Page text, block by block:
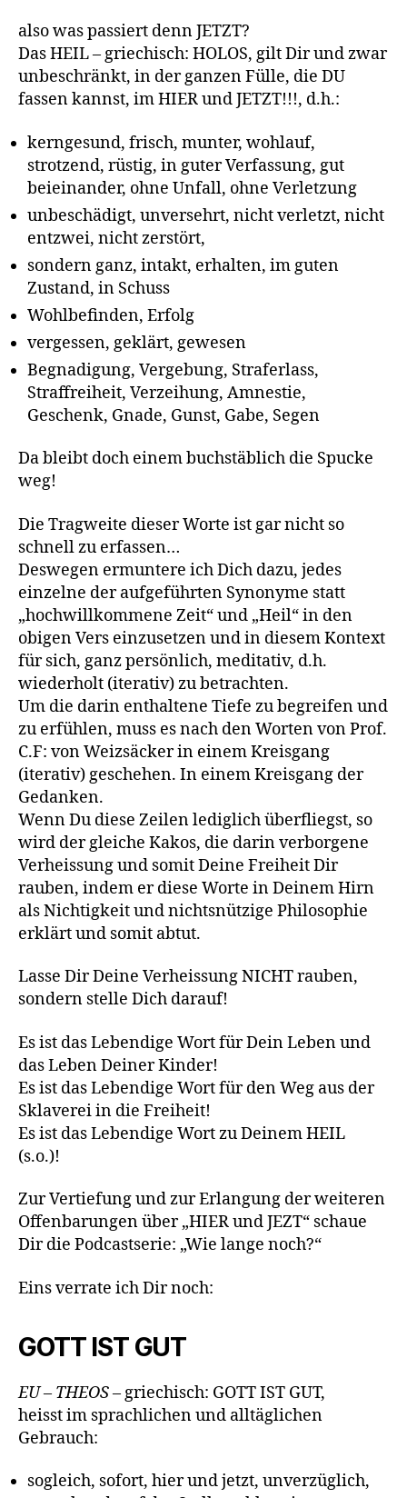
also was passiert denn JETZT?
Das HEIL – griechisch: HOLOS, gilt Dir und zwar
unbeschränkt, in der ganzen Fülle, die DU
fassen kannst, im HIER und JETZT!!!, d.h.:
kerngesund, frisch, munter, wohlauf,
strotzend, rüstig, in guter Verfassung, gut
beieinander, ohne Unfall, ohne Verletzung
unbeschädigt, unversehrt, nicht verletzt, nicht
entzwei, nicht zerstört,
sondern ganz, intakt, erhalten, im guten
Zustand, in Schuss
Wohlbefinden, Erfolg
vergessen, geklärt, gewesen
Begnadigung, Vergebung, Straferlass,
Straffreiheit, Verzeihung, Amnestie,
Geschenk, Gnade, Gunst, Gabe, Segen
Da bleibt doch einem buchstäblich die Spucke
weg!
Die Tragweite dieser Worte ist gar nicht so
schnell zu erfassen…
Deswegen ermuntere ich Dich dazu, jedes
einzelne der aufgeführten Synonyme statt
„hochwillkommene Zeit“ und „Heil“ in den
obigen Vers einzusetzen und in diesem Kontext
für sich, ganz persönlich, meditativ, d.h.
wiederholt (iterativ) zu betrachten.
Um die darin enthaltene Tiefe zu begreifen und
zu erfühlen, muss es nach den Worten von Prof.
C.F: von Weizsäcker in einem Kreisgang
(iterativ) geschehen. In einem Kreisgang der
Gedanken.
Wenn Du diese Zeilen lediglich überfliegst, so
wird der gleiche Kakos, die darin verborgene
Verheissung und somit Deine Freiheit Dir
rauben, indem er diese Worte in Deinem Hirn
als Nichtigkeit und nichtsnützige Philosophie
erklärt und somit abtut.
Lasse Dir Deine Verheissung NICHT rauben,
sondern stelle Dich darauf!
Es ist das Lebendige Wort für Dein Leben und
das Leben Deiner Kinder!
Es ist das Lebendige Wort für den Weg aus der
Sklaverei in die Freiheit!
Es ist das Lebendige Wort zu Deinem HEIL
(s.o.)!
Zur Vertiefung und zur Erlangung der weiteren
Offenbarungen über „HIER und JEZT“ schaue
Dir die Podcastserie: „Wie lange noch?“
Eins verrate ich Dir noch:
GOTT IST GUT
EU – THEOS– griechisch: GOTT IST GUT,
heisst im sprachlichen und alltäglichen
Gebrauch:
sogleich, sofort, hier und jetzt, unverzüglich,